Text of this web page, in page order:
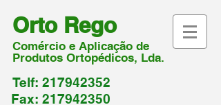
Orto Rego
Comércio e Aplicação de
Produtos Ortopédicos, Lda.
Telf: 217942352
Fax: 217942350